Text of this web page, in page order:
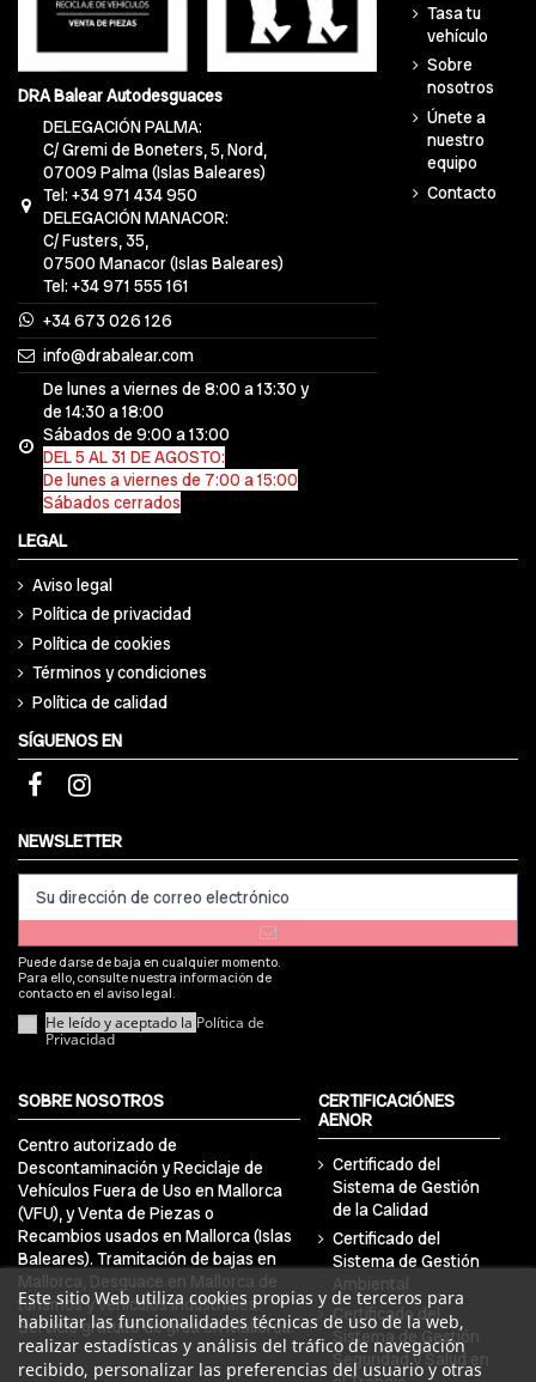
DRA Balear Autodesguaces
DELEGACIÓN PALMA:
C/ Gremi de Boneters, 5, Nord,
07009 Palma (Islas Baleares)
Tel: +34 971 434 950
DELEGACIÓN MANACOR:
C/ Fusters, 35,
07500 Manacor (Islas Baleares)
Tel: +34 971 555 161
+34 673 026 126
info@drabalear.com
De lunes a viernes de 8:00 a 13:30 y
de 14:30 a 18:00
Sábados de 9:00 a 13:00
DEL 5 AL 31 DE AGOSTO:
De lunes a viernes de 7:00 a 15:00
Sábados cerrados
Tasa tu
vehículo
Sobre
nosotros
Únete a
nuestro
equipo
Contacto
LEGAL
Aviso legal
Política de privacidad
Política de cookies
Términos y condiciones
Política de calidad
Este sitio Web utiliza cookies propias y de terceros para
habilitar las funcionalidades técnicas de uso de la web,
realizar estadísticas y análisis del tráfico de navegación
recibido, personalizar las preferencias del usuario y otras
SÍGUENOS EN
NEWSLETTER
Puede darse de baja en cualquier momento.
Para ello, consulte nuestra información de
contacto en el aviso legal.
He leído y aceptado la Política de
Privacidad
SOBRE NOSOTROS
Centro autorizado de
Descontaminación y Reciclaje de
Vehículos Fuera de Uso en Mallorca
(VFU), y Venta de Piezas o
Recambios usados en Mallorca (Islas
Baleares). Tramitación de bajas en
Mallorca, Desguace en Mallorca de
turismos y vehículos industriales.
Servicio gratuito de grúa en Mallorca.
CERTIFICACIÓNES
AENOR
Certificado del
Sistema de Gestión
de la Calidad
Certificado del
Sistema de Gestión
Ambiental
Certificado del
Sistema de Gestión
Seguridad y Salud en